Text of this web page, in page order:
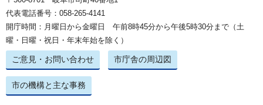
代表電話番号：058-265-4141
開庁時間：月曜日から金曜日 午前8時45分から午後5時30分まで（土
曜・日曜・祝日・年末年始を除く）
ご意見・お問い合わせ 市庁舎の周辺図
市の機構と主な事務